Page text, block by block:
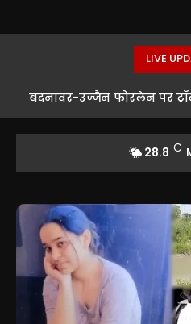
LIVE
बदनावर-उज्जैन फोरलेन पर
28.8 C